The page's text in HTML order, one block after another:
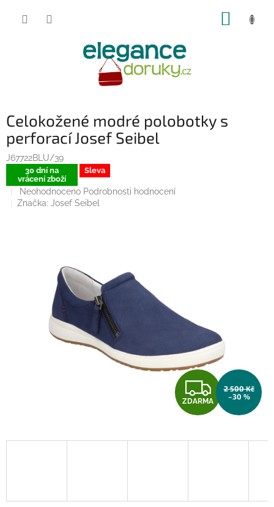
Celokožené modré polobotky s
perforací Josef Seibel
J67722BLU/39
30 dní na
vrácení zboží
Sleva
Průměrné
hodnocení
hvězdiček.
Neohodnoceno Podrobnosti hodnocení
Značka: Josef Seibel
Z
D
A
ZDARMA
2 500 Kč
–30 %